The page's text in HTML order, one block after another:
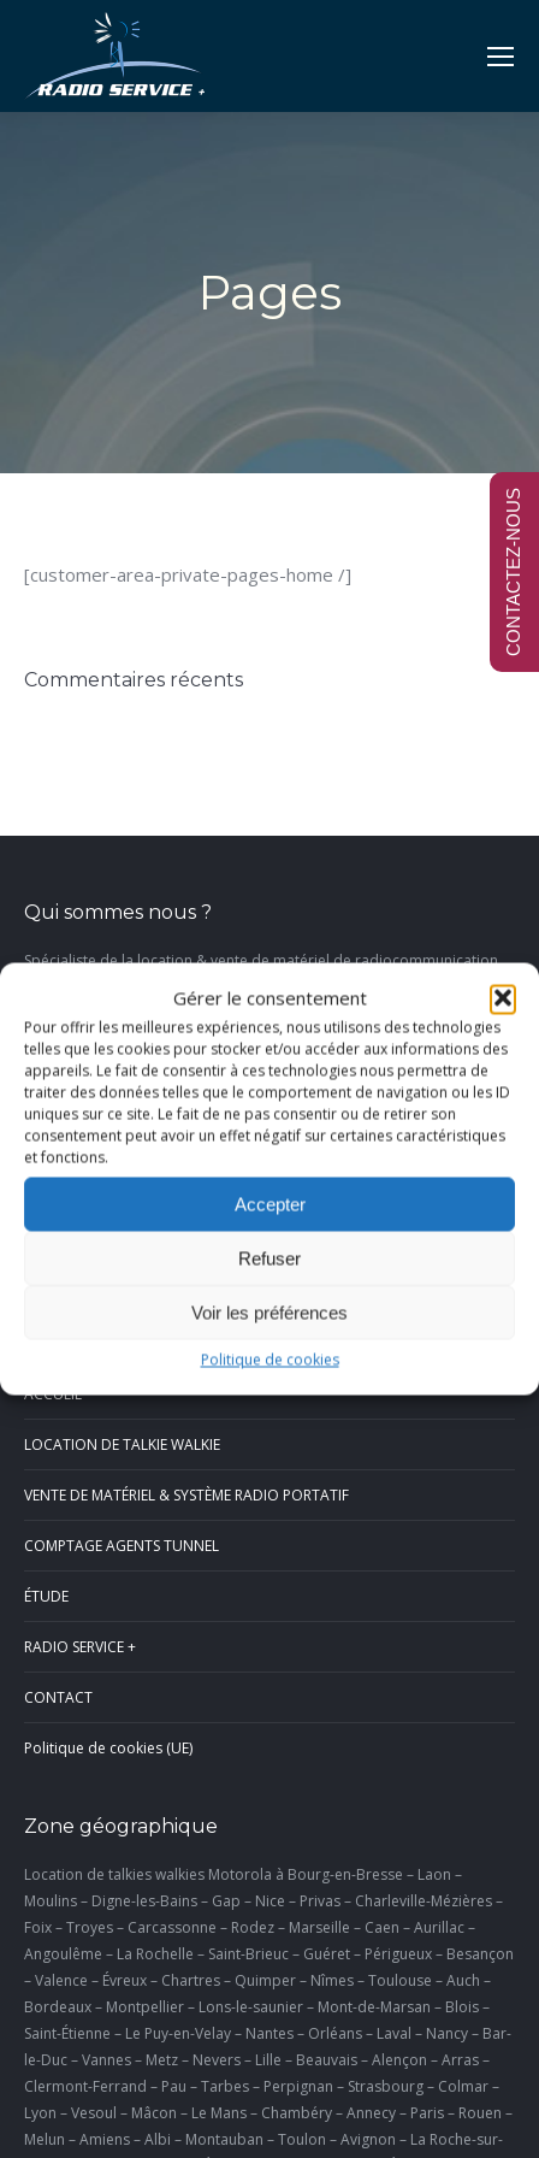
Gérer le consentement
Pour offrir les meilleures expériences, nous utilisons des technologies
telles que les cookies pour stocker et/ou accéder aux informations des
appareils. Le fait de consentir à ces technologies nous permettra de
traiter des données telles que le comportement de navigation ou les ID
uniques sur ce site. Le fait de ne pas consentir ou de retirer son
consentement peut avoir un effet négatif sur certaines caractéristiques
et fonctions.
Accepter
Refuser
Voir les préférences
Politique de cookies
Pages
[customer-area-private-pages-home /]
Commentaires récents
Qui sommes nous ?
Spécialiste de la location & vente de matériel de radiocommunication
professionnelle, du comptage en tunnel, RADIO SERVICE + demeure une
entreprise familiale, à taille humaine, engagée dans la satisfaction client.
ACCUEIL
LOCATION DE TALKIE WALKIE
VENTE DE MATÉRIEL & SYSTÈME RADIO PORTATIF
COMPTAGE AGENTS TUNNEL
ÉTUDE
RADIO SERVICE +
CONTACT
Politique de cookies (UE)
Zone géographique
Location de talkies walkies Motorola à Bourg-en-Bresse – Laon –
Moulins – Digne-les-Bains – Gap – Nice – Privas – Charleville-Mézières –
Foix – Troyes – Carcassonne – Rodez – Marseille – Caen – Aurillac –
Angoulême – La Rochelle – Saint-Brieuc – Guéret – Périgueux – Besançon
– Valence – Évreux – Chartres – Quimper – Nîmes – Toulouse – Auch –
Bordeaux – Montpellier – Lons-le-saunier – Mont-de-Marsan – Blois –
Saint-Étienne – Le Puy-en-Velay – Nantes – Orléans – Laval – Nancy – Bar-
le-Duc – Vannes – Metz – Nevers – Lille – Beauvais – Alençon – Arras –
Clermont-Ferrand – Pau – Tarbes – Perpignan – Strasbourg – Colmar –
Lyon – Vesoul – Mâcon – Le Mans – Chambéry – Annecy – Paris – Rouen –
Melun – Amiens – Albi – Montauban – Toulon – Avignon – La Roche-sur-
CONTACTEZ-NOUS